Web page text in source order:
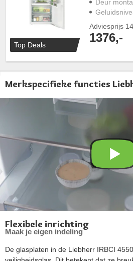
Top Deals
Deur
Adviesprijs
1376,-
Merkspecifieke functies
Flexibele inrichting
Maak je eigen indeling
De glasplaten in de Liebherr IRBCI